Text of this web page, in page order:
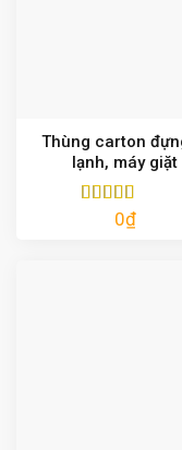
Thùng carton
lạnh, máy giặt
Được xếp
0₫